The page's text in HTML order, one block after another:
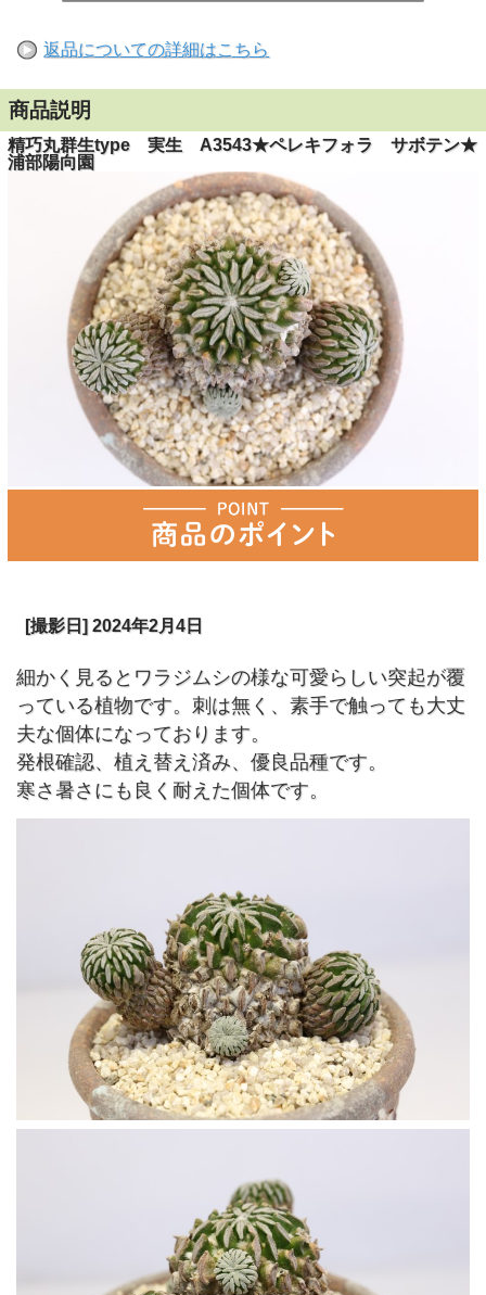
返品についての詳細はこちら
商品説明
精巧丸群生type 実生 A3543★ペレキフォラ サボテン★
浦部陽向園
[撮影日] 2024年2月4日
細かく見るとワラジムシの様な可愛らしい突起が覆
っている植物です。刺は無く、素手で触っても大丈
夫な個体になっております。
発根確認、植え替え済み、優良品種です。
寒さ暑さにも良く耐えた個体です。